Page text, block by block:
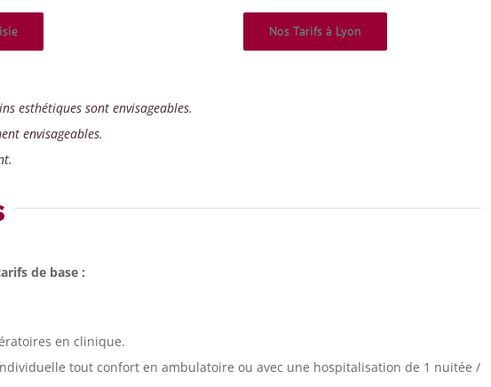
Nos Tarifs à Lyon
esthétiques sont envisageables.
envisageables.
de base :
en clinique.
tout confort en ambulatoire ou avec une hospitalisation de 1 nuitée /